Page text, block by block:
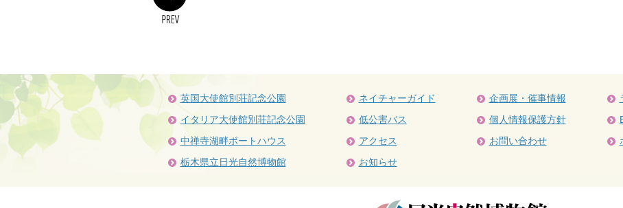
英国大使館別荘記念公園
イタリア大使館別荘記念公園
中禅寺湖畔ボートハウス
栃木県立日光自然博物館
ネイチャーガイド
低公害バス
アクセス
お知らせ
企画展・催事情報
個人情報保護方針
お問い合わせ